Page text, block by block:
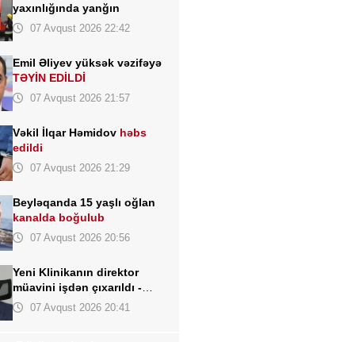
yaxınlığında yanğın
07 Avqust 2026 22:42
Emil Əliyev yüksək vəzifəyə
TƏYİN EDİLDİ
07 Avqust 2026 21:57
Vəkil İlqar Həmidov həbs
edildi
07 Avqust 2026 21:29
Beyləqanda 15 yaşlı oğlan
kanalda boğulub
07 Avqust 2026 20:56
Yeni Klinikanın direktor
müavini işdən çıxarıldı -
FOTO07 Avqust 2026 20:41